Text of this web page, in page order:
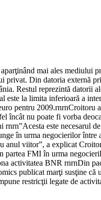
mai ales mediului
privat. Din datoria externă
Restul reprezintă datorii
la limita inferioară a
pentru 2009.rnrnCroitoru
încât nu poate fi vorba
este necesarul
în urma negocierilor
anul viitor”, a explicat
FMI în urma
activitatea BNR rnrnDin
publicat marţi susţine
restricţii legate de